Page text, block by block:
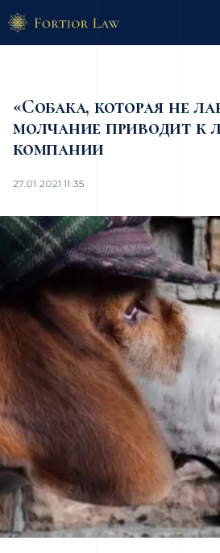
«Собака, которая не
молчание приводит к
компании
27.01.2021 11:35